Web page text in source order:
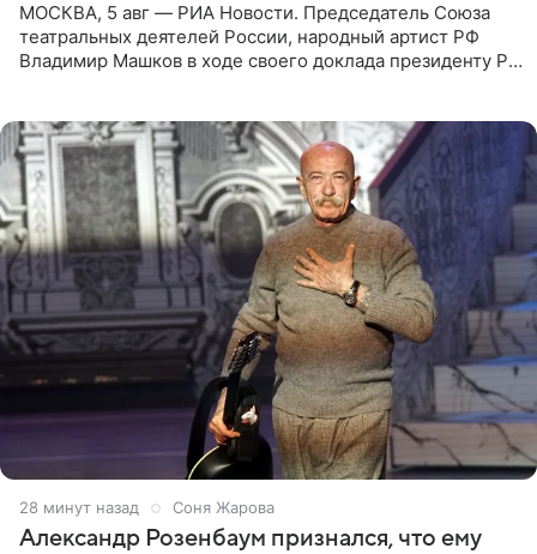
МОСКВА, 5 авг — РИА Новости. Председатель Союза
театральных деятелей России, народный артист РФ
Владимир Машков в ходе своего доклада президенту РФ
29 минут назад Соня Жарова
Александр Розенбаум признался, что ему